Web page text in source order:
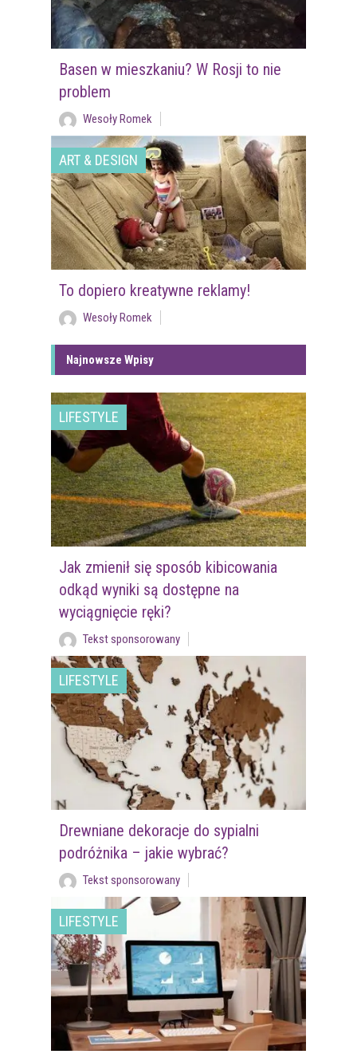
Basen w mieszkaniu? W Rosji to nie
problem
Wesoły Romek
ART & DESIGN
To dopiero kreatywne reklamy!
Wesoły Romek
Najnowsze Wpisy
LIFESTYLE
Jak zmienił się sposób kibicowania
odkąd wyniki są dostępne na
wyciągnięcie ręki?
Tekst sponsorowany
LIFESTYLE
Drewniane dekoracje do sypialni
podróżnika – jakie wybrać?
Tekst sponsorowany
LIFESTYLE